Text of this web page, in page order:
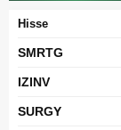
Hisse
SMRTG
IZINV
SURGY